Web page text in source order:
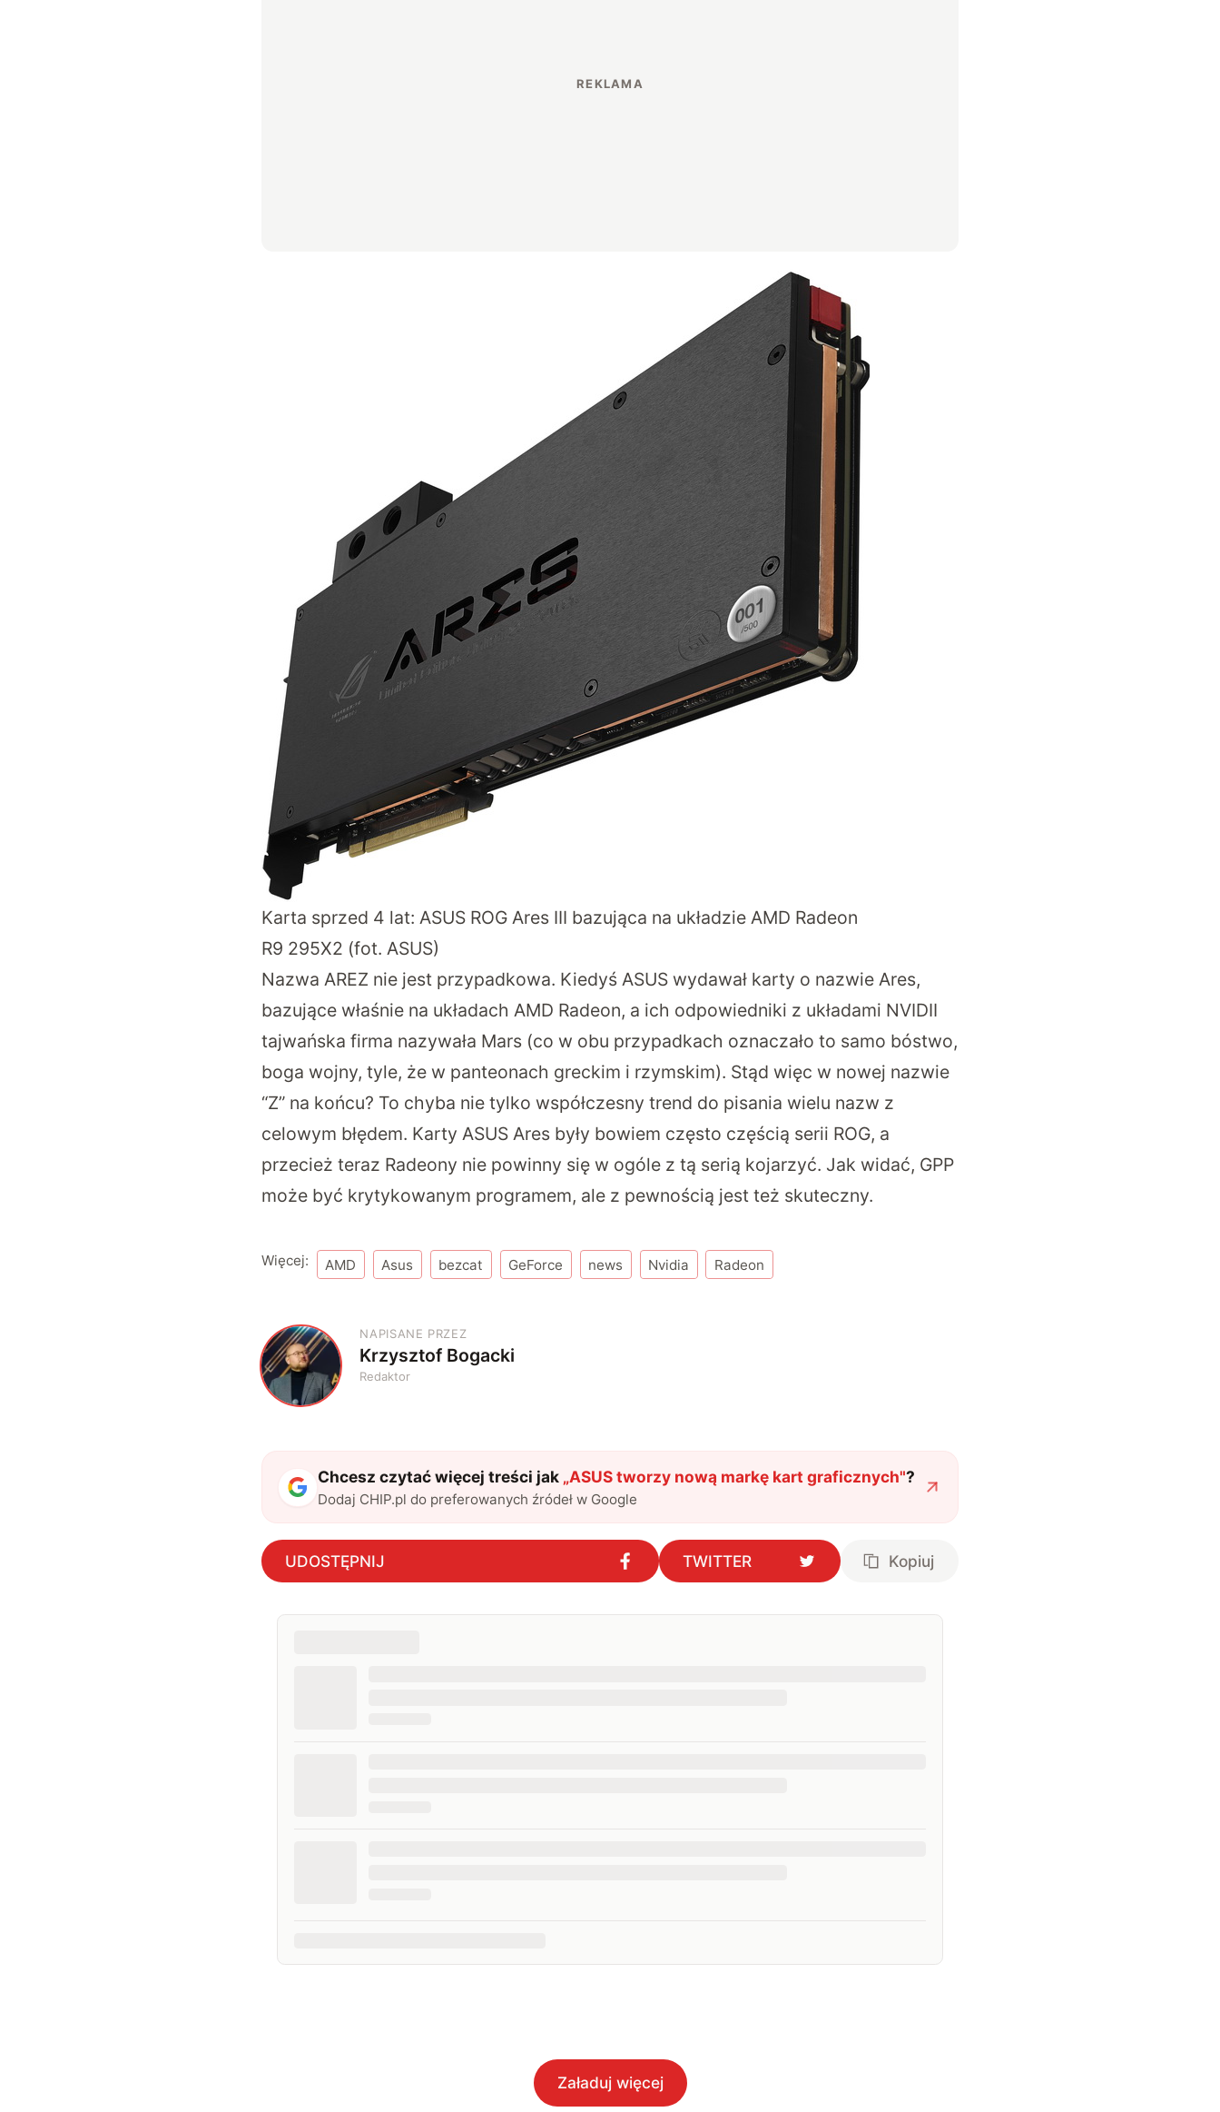
Karta sprzed 4 lat: ASUS ROG Ares III bazująca na układzie AMD Radeon
R9 295X2 (fot. ASUS)
Nazwa AREZ nie jest przypadkowa. Kiedyś ASUS wydawał karty o nazwie Ares,
bazujące właśnie na układach AMD Radeon, a ich odpowiedniki z układami NVIDII
tajwańska firma nazywała Mars (co w obu przypadkach oznaczało to samo bóstwo,
boga wojny, tyle, że w panteonach greckim i rzymskim). Stąd więc w nowej nazwie
“Z” na końcu? To chyba nie tylko współczesny trend do pisania wielu nazw z
celowym błędem. Karty ASUS Ares były bowiem często częścią serii ROG, a
przecież teraz Radeony nie powinny się w ogóle z tą serią kojarzyć. Jak widać, GPP
może być krytykowanym programem, ale z pewnością jest też skuteczny.
Więcej: AMD Asus bezcat GeForce news Nvidia Radeon
K
NAPISANE PRZEZ
Krzysztof Bogacki
Redaktor
Chcesz czytać więcej treści jak „ASUS tworzy nową markę kart graficznych"?
Dodaj CHIP.pl do preferowanych źródeł w Google
UDOSTĘPNIJ TWITTER Kopiuj
Załaduj więcej